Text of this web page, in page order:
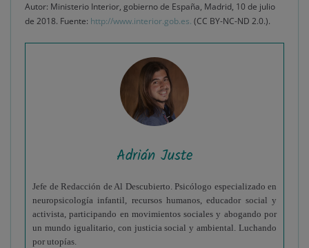
Autor: Ministerio Interior, gobierno de España, Madrid, 10 de julio
de 2018. Fuente: http://www.interior.gob.es. (CC BY-NC-ND 2.0.).
Adrián Juste
Jefe de Redacción de Al Descubierto. Psicólogo especializado en
neuropsicología infantil, recursos humanos, educador social y
activista, participando en movimientos sociales y abogando por
un mundo igualitario, con justicia social y ambiental. Luchando
por utopías.